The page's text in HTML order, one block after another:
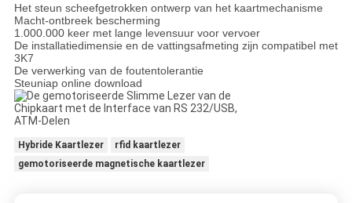
Het steun scheefgetrokken ontwerp van het kaartmechanisme
Macht-ontbreek bescherming
1.000.000 keer met lange levensuur voor vervoer
De installatiedimensie en de vattingsafmeting zijn compatibel met
3K7
De verwerking van de foutentolerantie
Steuniap online download
Hybride Kaartlezer
rfid kaartlezer
gemotoriseerde magnetische kaartlezer